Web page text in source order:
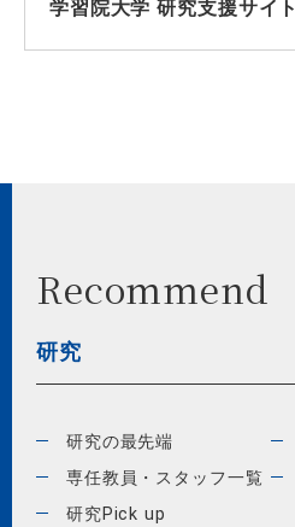
学習院大学 研究支援サイト
Recommend
研究
研究の最先端
専任教員・スタッフ一覧
研究Pick up